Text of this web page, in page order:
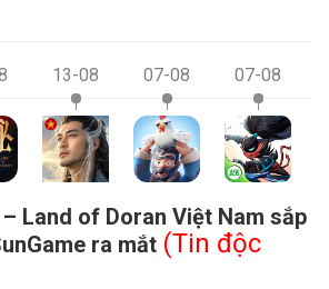
13-08 07-08 07-08
Land of Doran Việt Nam sắp
ra mắt (Tin độc